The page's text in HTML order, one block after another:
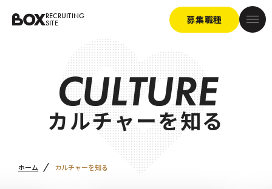
RECRUITING
SITE 募集職種
CULTURE
カルチャーを知る
ホーム カルチャーを知る